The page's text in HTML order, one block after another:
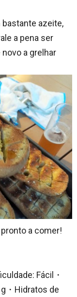
bastante azeite,
a pena ser
a grelhar
a comer!
Fácil・
・Hidratos de